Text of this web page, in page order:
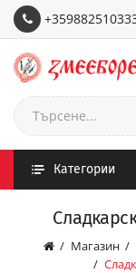
Категории
Магазин